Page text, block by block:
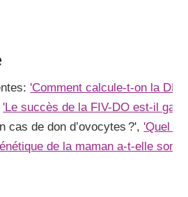
'Comment calcule-t-on la
'Le succès de la FIV-DO est-il
cas de don d’ovocytes ?','Quel
de la maman a-t-elle son